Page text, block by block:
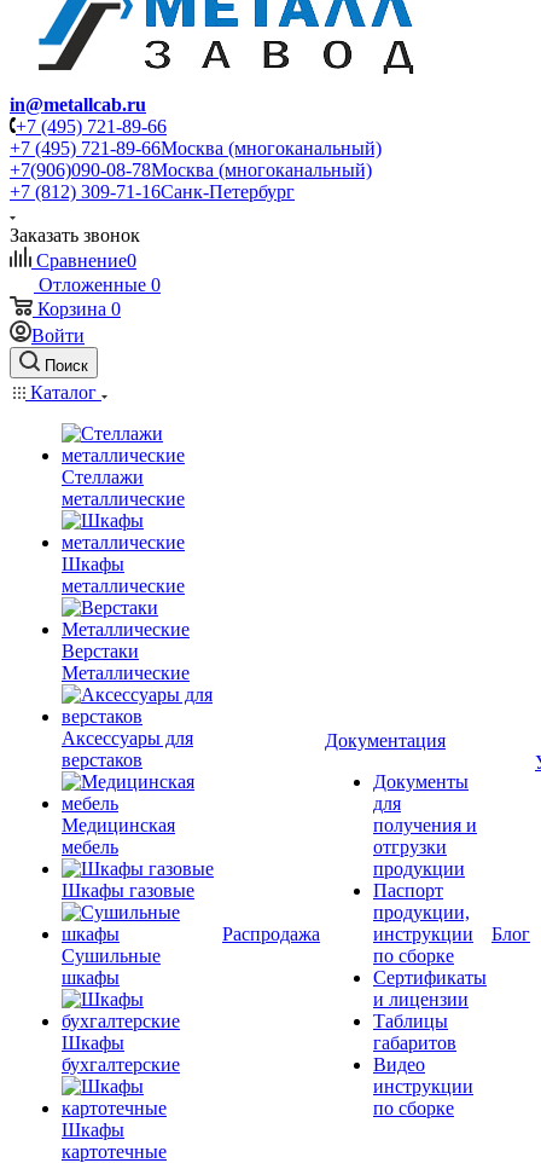
in@metallcab.ru
+7 (495) 721-89-66
+7 (495) 721-89-66Москва (многоканальный)
+7(906)090-08-78Москва (многоканальный)
+7 (812) 309-71-16Санк-Петербург
Заказать звонок
Сравнение0
Отложенные 0
Корзина 0
Войти
Поиск
Каталог
Стеллажи
металлические
Шкафы
металлические
Верстаки
Металлические
Аксессуары для
верстаков
Медицинская
мебель
Шкафы газовые
Сушильные
шкафы
Шкафы
бухгалтерские
Шкафы
картотечные
Распродажа
Документация
Документы
для
получения и
отгрузки
продукции
Паспорт
продукции,
инструкции
по сборке
Сертификаты
и лицензии
Таблицы
габаритов
Видео
инструкции
по сборке
Блог